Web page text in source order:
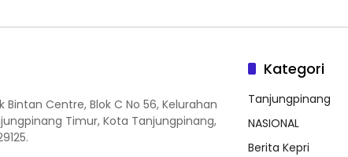
Bintan Centre, Blok C No 56, Kelurahan
Timur, Kota Tanjungpinang,
Kategori
Tanjungpinang
NASIONAL
Berita Kepri